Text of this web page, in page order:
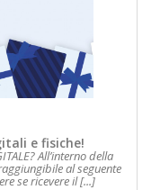
e fisiche!
All’interno della
al seguente
se ricevere il [...]